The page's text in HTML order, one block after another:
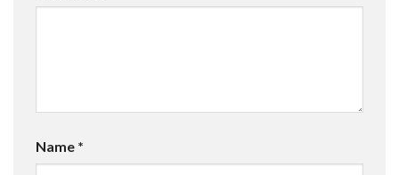
Name *